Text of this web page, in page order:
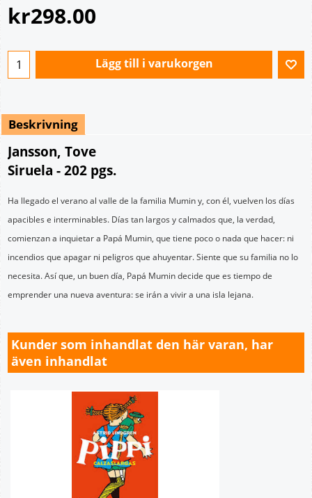
kr298.00
Lägg till i varukorgen
Beskrivning
Jansson, Tove
Siruela - 202 pgs.
Ha llegado el verano al valle de la familia Mumin y, con él, vuelven los días
apacibles e interminables. Días tan largos y calmados que, la verdad,
comienzan a inquietar a Papá Mumin, que tiene poco o nada que hacer: ni
incendios que apagar ni peligros que ahuyentar. Siente que su familia no lo
necesita. Así que, un buen día, Papá Mumin decide que es tiempo de
emprender una nueva aventura: se irán a vivir a una isla lejana.
Kunder som inhandlat den här varan, har
även inhandlat